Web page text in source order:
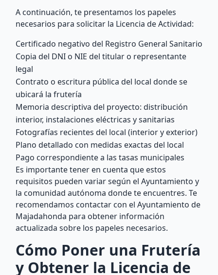
A continuación, te presentamos los papeles
necesarios para solicitar la Licencia de Actividad:
Certificado negativo del Registro General Sanitario
Copia del DNI o NIE del titular o representante
legal
Contrato o escritura pública del local donde se
ubicará la frutería
Memoria descriptiva del proyecto: distribución
interior, instalaciones eléctricas y sanitarias
Fotografías recientes del local (interior y exterior)
Plano detallado con medidas exactas del local
Pago correspondiente a las tasas municipales
Es importante tener en cuenta que estos
requisitos pueden variar según el Ayuntamiento y
la comunidad autónoma donde te encuentres. Te
recomendamos contactar con el Ayuntamiento de
Majadahonda para obtener información
actualizada sobre los papeles necesarios.
Cómo Poner una Frutería
y Obtener la Licencia de